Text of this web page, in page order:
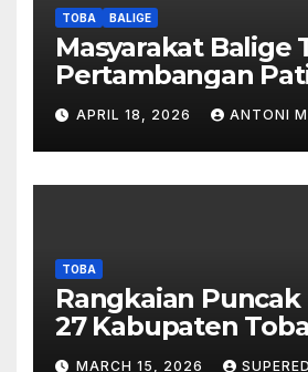
Dipalsukan
TOBA BALIGE
Masyarakat Balige
Pertambangan
Simanjuntak – btc
Investigasi Proses
APRIL 18, 2026 ANTONI
TOBA
Rangkaian Puncak
27 Kabupaten
Panjatkan Doa
MARCH 15, 2026